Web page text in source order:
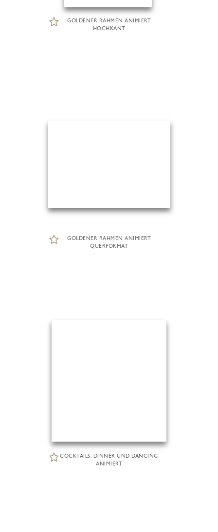
GOLDENER RAHMEN ANIMIERT
HOCHKANT
GOLDENER RAHMEN ANIMIERT
QUERFORMAT
COCKTAILS, DINNER UND DANCING
ANIMIERT